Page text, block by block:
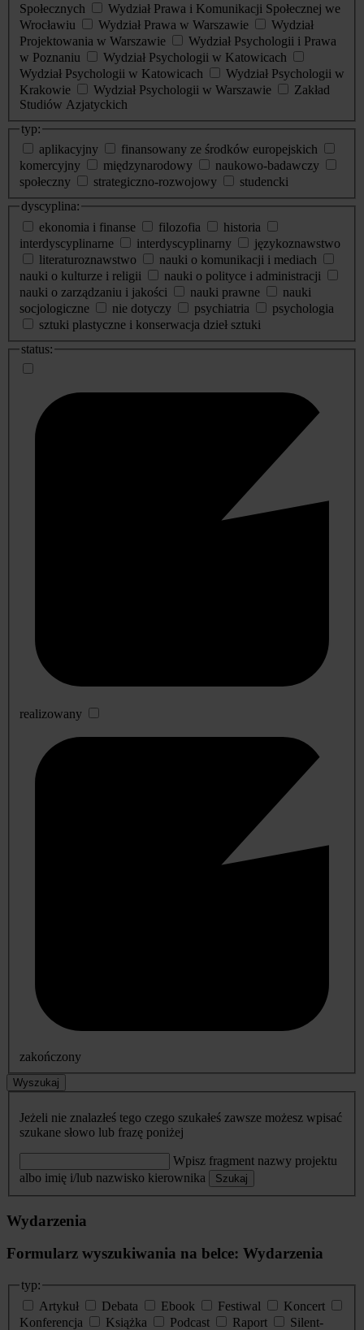
Społecznych
Wydział Prawa i Komunikacji Społecznej we
Wrocławiu
Wydział Prawa w Warszawie
Wydział
Projektowania w Warszawie
Wydział Psychologii i Prawa
w Poznaniu
Wydział Psychologii w Katowicach
Wydział Psychologii w Katowicach
Wydział Psychologii w
Krakowie
Wydział Psychologii w Warszawie
Zakład
Studiów Azjatyckich
typ:
aplikacyjny
finansowany ze środków europejskich
komercyjny
międzynarodowy
naukowo-badawczy
społeczny
strategiczno-rozwojowy
studencki
dyscyplina:
ekonomia i finanse
filozofia
historia
interdyscyplinarne
interdyscyplinarny
językoznawstwo
literaturoznawstwo
nauki o komunikacji i mediach
nauki o kulturze i religii
nauki o polityce i administracji
nauki o zarządzaniu i jakości
nauki prawne
nauki
socjologiczne
nie dotyczy psychiatria
psychologia
sztuki plastyczne i konserwacja dzieł sztuki
status:
realizowany
zakończony
Wyszukaj
Jeżeli nie znalazłeś tego czego szukałeś zawsze możesz wpisać
szukane słowo lub frazę poniżej
Wpisz fragment nazwy projektu
albo imię i/lub nazwisko kierownika
Szukaj
Wydarzenia
Formularz wyszukiwania na belce: Wydarzenia
typ:
Artykuł
Debata Ebook Festiwal
Koncert
Konferencja
Książka Podcast Raport
Silent-